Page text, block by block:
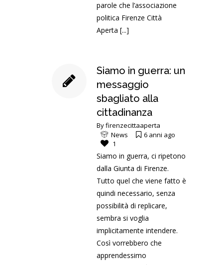
parole che l’associazione
politica Firenze Città
Aperta [...]
Siamo in guerra: un
messaggio
sbagliato alla
cittadinanza
Byfirenzecittaaperta
News
6 anni ago
1
Siamo in guerra, ci ripetono
dalla Giunta di Firenze.
Tutto quel che viene fatto è
quindi necessario, senza
possibilità di replicare,
sembra si voglia
implicitamente intendere.
Così vorrebbero che
apprendessimo